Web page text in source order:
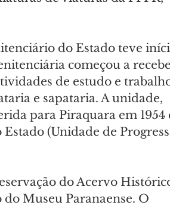
do Estado teve
começou a
de estudo e
e sapataria. A unidade,
para Piraquara em 1954
(Unidade de
do Acervo
Museu Paranaense. O